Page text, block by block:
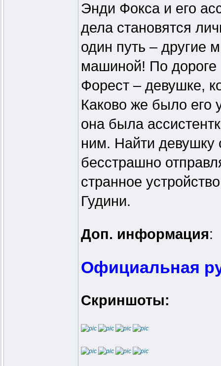
Энди Фокса и его
дела становятся
один путь – другие
машиной! По дороге
Форест – девушке,
Каково же было его
она была
ним. Найти девушку
бесстрашно
странное
Гудини.
Доп. информация:
Официальная
Скриншоты: